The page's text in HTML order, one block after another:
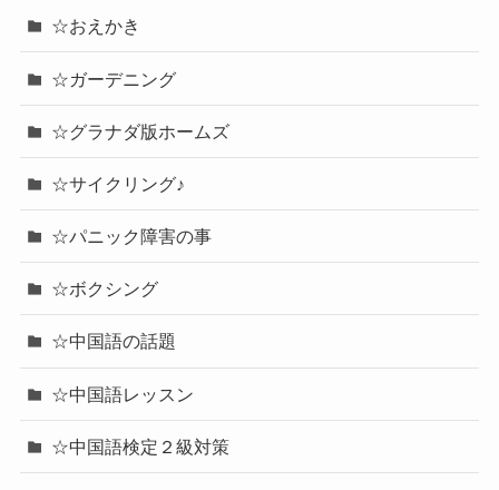
☆おえかき
☆ガーデニング
☆グラナダ版ホームズ
☆サイクリング♪
☆パニック障害の事
☆ボクシング
☆中国語の話題
☆中国語レッスン
☆中国語検定２級対策